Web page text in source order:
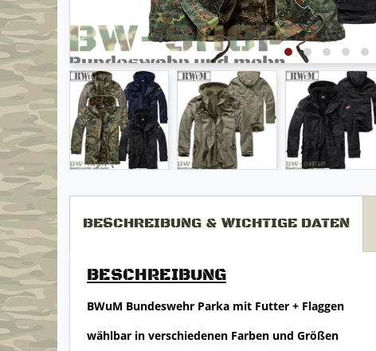
BESCHREIBUNG & WICHTIGE DATEN
BESCHREIBUNG
BWuM Bundeswehr Parka mit Futter + Flaggen
wählbar in verschiedenen Farben und Größen